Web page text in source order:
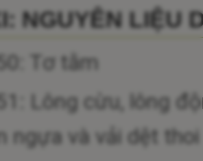
NGUYÊN LIỆU
Tơ tằm
Lông cừu, lông
ngựa và vải dệt